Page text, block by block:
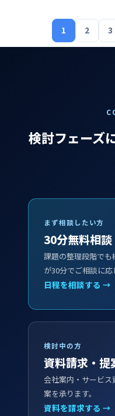
1 2 3
検討フェーズ
まず相談したい方
30分無料相談
課題の整理段階でも
が30分でご相談に応
日程を相談する →
検討中の方
資料請求・提
会社案内・サービ
案を承ります。
資料を請求する →